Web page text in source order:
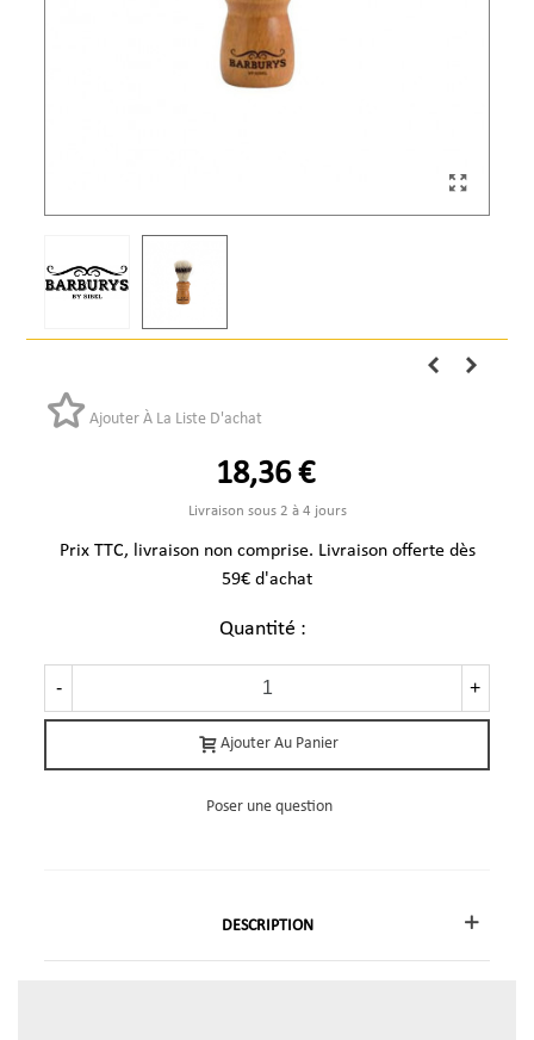
Ajouter À La Liste D'achat
18,36 €
Livraison sous 2 à 4 jours
Prix TTC, livraison non comprise. Livraison offerte dès
59€ d'achat
Quantité :
- +
Ajouter Au Panier
Poser une question
DESCRIPTION